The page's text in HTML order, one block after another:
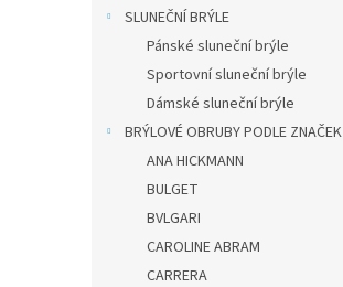
SLUNEČNÍ BRÝLE
Pánské sluneční brýle
Sportovní sluneční brýle
Dámské sluneční brýle
BRÝLOVÉ OBRUBY PODLE ZNAČEK
ANA HICKMANN
BULGET
BVLGARI
CAROLINE ABRAM
CARRERA